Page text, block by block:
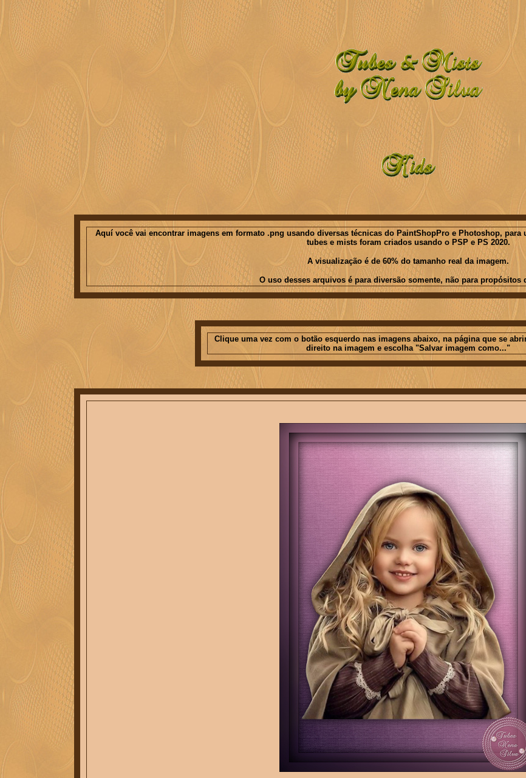
Aquí você vai encontrar imagens em formato .png usando diversas técnicas do PaintShopPro e Photoshop,
tubes e mists foram criados usando o PSP e PS 2020.
A visualização é de 60% do tamanho real da imagem.
O uso desses arquivos é para diversão somente, não para propósitos
Clique uma vez com o botão esquerdo nas imagens abaixo, na página que se
direito na imagem e escolha "Salvar imagem como..."